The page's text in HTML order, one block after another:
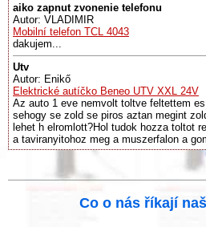
aiko zapnut zvonenie telefonu
Autor: VLADIMIR
Mobilní telefon TCL 4043
dakujem...
Utv
Autor: Enikő
Elektrické autíčko Beneo UTV XXL 24V
Az auto 1 eve nemvolt toltve feltettem
sehogy se zold se piros aztan megint
lehet h elromlott?Hol tudok hozza toltot
a taviranyitohoz meg a muszerfalon a
Co o nás říkají